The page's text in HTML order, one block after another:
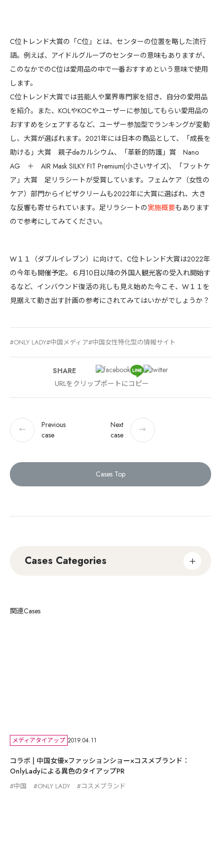
海外
C位トレンド大賞の「C位」とは、センターの位置を略した流行
語。例えば、アイドルグループのセンターの意味もありますが、
このなかでのC位は愛用品の中で一番おすすめという意味で使用
します。
C位トレンド大賞では芸能人や業界専門家を招き、自分の愛用品
を紹介。また、KOLやKOCやユーザーに参加してもらい愛用品の
おすすめをシェアするなど、ユーザー参加型でランキングが変動
し、大賞が選ばれます。2021年には日本の商品として、「成長を
助ける」大賞 親子deカルシウム、「革新的防護」賞 Nano
AG ＋ AIR Mask SILKY FIT Premium(小さいサイズ)、「フットケ
ア」大賞 足リラシートが受賞しています。フェムケア（女性の
ケア）部門からイビザクリームも2022年に大賞に選ばれ、大き
な反響も寄せられています。足リラシートの実施概要もあります
ので参考にしてみてください。
W１１（ダブルイレブン）に向けて、C位トレンド大賞は2022年
の今年も開催予定。６月10日以降の外国人観光客の受入れ開始す
るなど、インバウンド復活の兆しも見え始めた今こそ、W１１を
見据えて動き出す計画の参考にされてみてはいかがでしょうか？
ONLY LADY 中国メディア 中国女性特化型の情報サイト
SHARE
URLをクリップポートにコピー
←
Previous
case
Cases Top
Next
case
→
Cases Categories
関連Cases
メディアタイアップ 2019.04.11
コラボ | 中国女優×ファッションショー×コスメブランド：
OnlyLadyによる異色のタイアップPR
中国 ONLY LADY コスメブランド